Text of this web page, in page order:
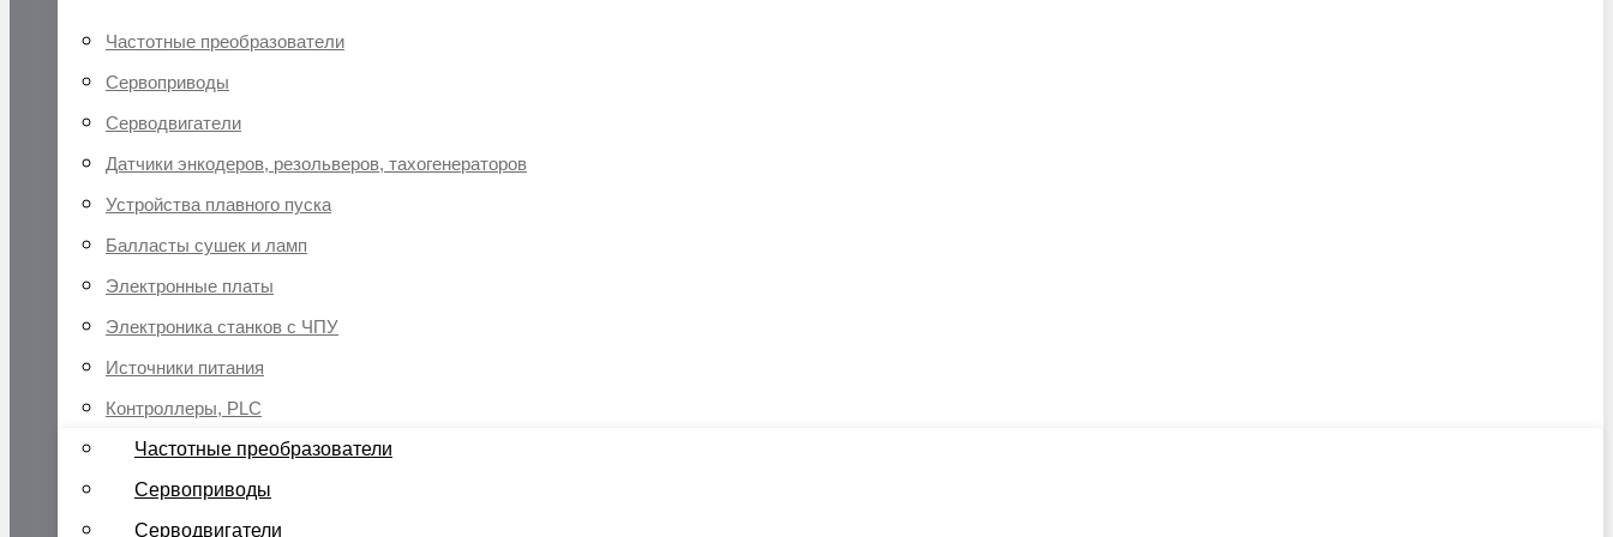
Частотные преобразователи
Сервоприводы
Серводвигатели
Датчики энкодеров, резольверов, тахогенераторов
Устройства плавного пуска
Балласты сушек и ламп
Электронные платы
Электроника станков с ЧПУ
Источники питания
Контроллеры, PLC
Частотные преобразователи
Сервоприводы
Серводвигатели